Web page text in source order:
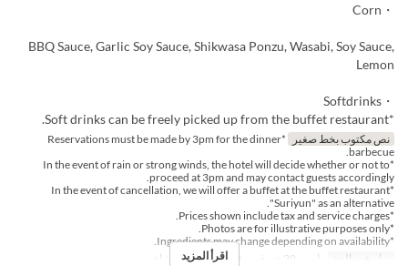
・Corn
BBQ Sauce, Garlic Soy Sauce, Shikwasa Ponzu, Wasabi, Soy Sauce,
Lemon
・Softdrinks
*Soft drinks can be freely picked up from the buffet restaurant.
نص مكتوب بخط صغير
*Reservations must be made by 3pm for the dinner
barbecue.
*In the event of rain or strong winds, the hotel will decide whether or not to
proceed at 3pm and may contact guests accordingly.
*In the event of cancellation, we will offer a buffet at the buffet restaurant
"Suriyun" as an alternative.
*Prices shown include tax and service charges.
*Photos are for illustrative purposes only.
*Ingredients may change depending on availability.
تواريخ صالحة
مارس 20 ~ نوفمبر 30 وجبات العشاءاقرأ المزيد